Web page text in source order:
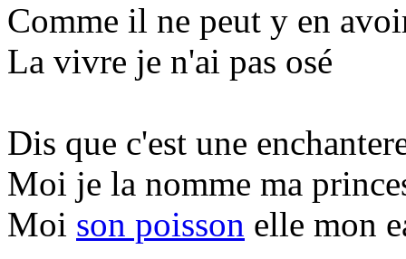
Comme il ne peut y en
La vivre je n'ai pas osé
Dis que c'est une
Moi je la nomme ma
Moi son poisson elle mon